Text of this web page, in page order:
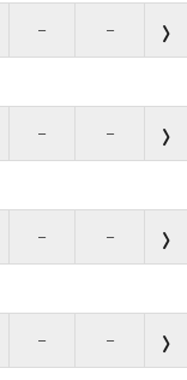
– –
– –
– –
– –